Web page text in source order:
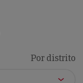
Por distrito